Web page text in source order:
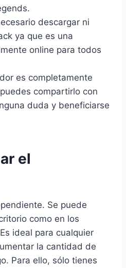
descargar ni
ya que es una
online para todos
es completamente
compartirlo con
duda y beneficiarse
el
Se puede
como en los
ideal para cualquier
la cantidad de
Para ello, sólo tienes